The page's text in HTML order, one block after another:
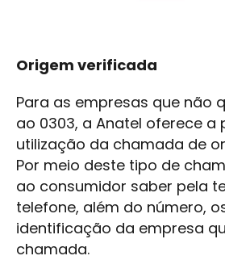
Origem verificada
Para as empresas que não
ao 0303, a Anatel oferece a
utilização da chamada de
Por meio deste tipo de
ao consumidor saber pela
telefone, além do número,
identificação da empresa
chamada.